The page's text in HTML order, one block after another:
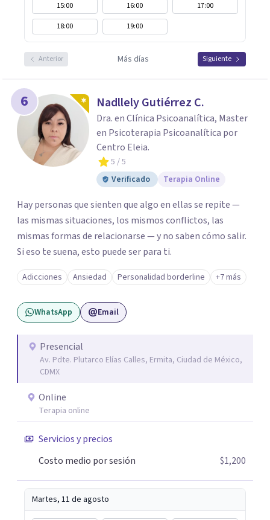
15:00 16:00
17:00
18:00
19:00
Anterior Más días Siguiente
6 Nadllely Gutiérrez C.
Dra. en Clínica Psicoanalítica, Master
en Psicoterapia Psicoanalítica por
Centro Eleia.
5 / 5
Verificado
Terapia Online
Hay personas que sienten que algo en ellas se repite —
las mismas situaciones, los mismos conflictos, las
mismas formas de relacionarse — y no saben cómo salir.
Si eso te suena, esto puede ser para ti.
Adicciones Ansiedad Personalidad borderline +7 más
WhatsApp Email
Presencial
Av. Pdte. Plutarco Elías Calles, Ermita, Ciudad de México,
CDMX
Online
Terapia online
Servicios y precios
Costo medio por sesión
$1,200
Martes, 11 de agosto